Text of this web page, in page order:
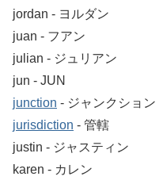
jordan ‐ ヨルダン
juan ‐ フアン
julian ‐ ジュリアン
jun ‐ JUN
junction ‐ ジャンクション
jurisdiction ‐ 管轄
justin ‐ ジャスティン
karen ‐ カレン